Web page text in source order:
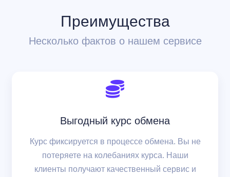
Преимущества
Несколько фактов о нашем сервисе
Выгодный курс обмена
Курс фиксируется в процессе обмена. Вы не
потеряете на колебаниях курса. Наши
клиенты получают качественный сервис и